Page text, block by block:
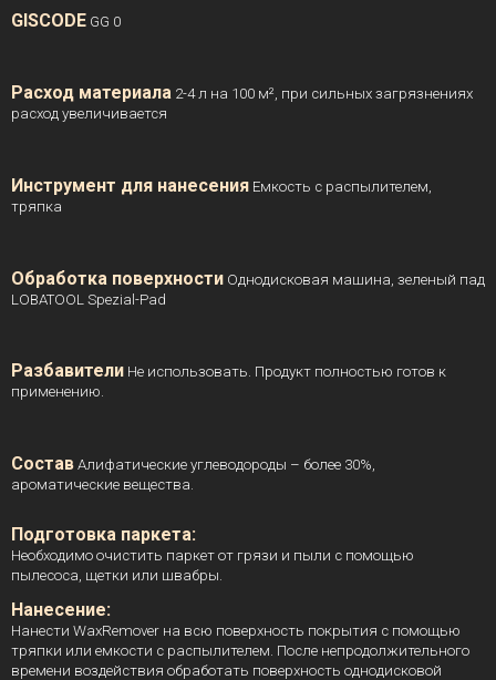
GISCODE GG 0
Расход материала 2-4 л на 100 м², при сильных загрязнениях
расход увеличивается
Инструмент для нанесения Емкость с распылителем,
тряпка
Обработка поверхности Однодисковая машина, зеленый пад
LOBATOOL Spezial-Pad
Разбавители Не использовать. Продукт полностью готов к
применению.
Состав Алифатические углеводороды – более 30%,
ароматические вещества.
Подготовка паркета:
Необходимо очистить паркет от грязи и пыли с помощью
пылесоса, щетки или швабры.
Нанесение:
Нанести WaxRemover на всю поверхность покрытия с помощью
тряпки или емкости с распылителем. После непродолжительного
времени воздействия обработать поверхность однодисковой